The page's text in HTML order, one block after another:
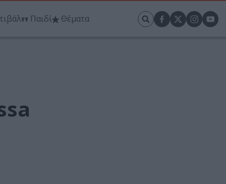
Παιδί Θέματα